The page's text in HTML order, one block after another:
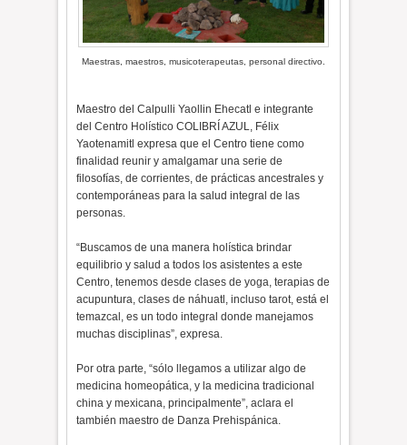
Maestras, maestros, musicoterapeutas, personal directivo.
Maestro del Calpulli Yaollin Ehecatl e integrante
del Centro Holístico COLIBRÍ AZUL, Félix
Yaotenamitl expresa que el Centro tiene como
finalidad reunir y amalgamar una serie de
filosofías, de corrientes, de prácticas ancestrales y
contemporáneas para la salud integral de las
personas.
“Buscamos de una manera holística brindar
equilibrio y salud a todos los asistentes a este
Centro, tenemos desde clases de yoga, terapias de
acupuntura, clases de náhuatl, incluso tarot, está el
temazcal, es un todo integral donde manejamos
muchas disciplinas”, expresa.
Por otra parte, “sólo llegamos a utilizar algo de
medicina homeopática, y la medicina tradicional
china y mexicana, principalmente”, aclara el
también maestro de Danza Prehispánica.